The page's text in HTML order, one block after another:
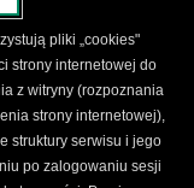
pliki „cookies"
strony internetowej do
z witryny (rozpoznania
strony internetowej),
struktury serwisu i jego
po zalogowaniu sesji